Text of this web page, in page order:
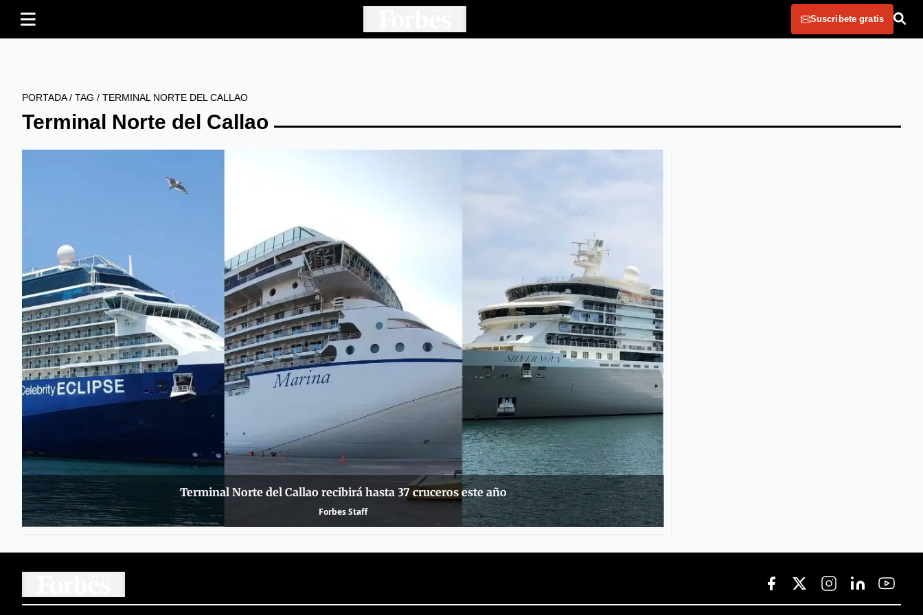
Suscribete gratis
PORTADA/ TAG / TERMINAL NORTE DEL CALLAO
Terminal Norte del Callao
Terminal Norte del Callao recibirá hasta 37 cruceros este año
Forbes Staff